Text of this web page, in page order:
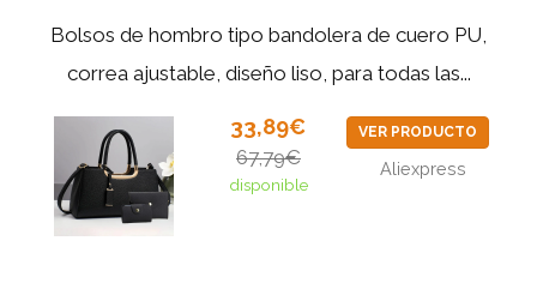
Bolsos de hombro tipo bandolera de cuero PU,
correa ajustable, diseño liso, para todas las...
33,89€
67,79€
disponible
VER PRODUCTO
Aliexpress